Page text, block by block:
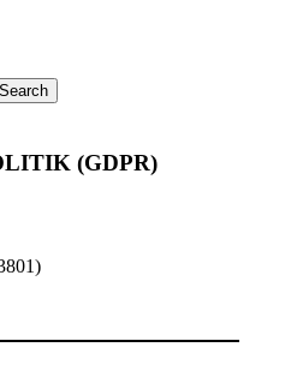
Search
(GDPR)